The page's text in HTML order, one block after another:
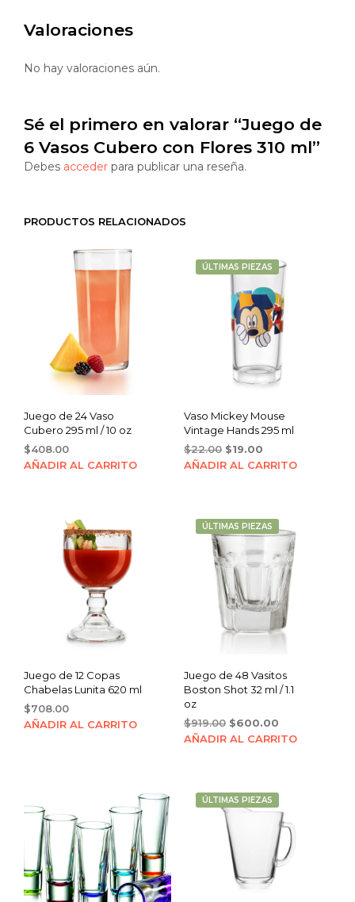
Valoraciones
No hay valoraciones aún.
Sé el primero en valorar “Juego de
6 Vasos Cubero con Flores 310 ml”
Debes acceder para publicar una reseña.
PRODUCTOS RELACIONADOS
Juego de 24 Vaso
Cubero 295 ml / 10 oz
$408.00
AÑADIR AL CARRITO
ÚLTIMAS PIEZAS
Vaso Mickey Mouse
Vintage Hands 295 ml
$22.00 Original
price
$19.00Current
price
AÑADIR AL CARRITO
Juego de 12 Copas
Chabelas Lunita 620 ml
$708.00
AÑADIR AL CARRITO
ÚLTIMAS PIEZAS
Juego de 48 Vasitos
Boston Shot 32 ml / 1.1
oz
$919.00 Original
price
$600.00Current
price
AÑADIR AL CARRITO
ÚLTIMAS PIEZAS